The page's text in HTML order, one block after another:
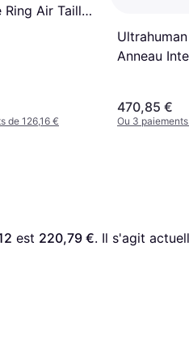
Ring Air Taille
de 126,16 €
Anneau
470,85 €
Ou 3
est 220,79 €. Il s'agit